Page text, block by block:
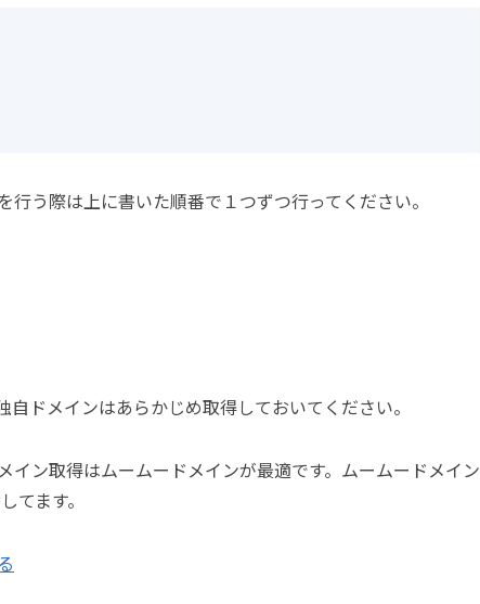
う際は上に書いた順番で１つずつ行ってください。
ドメインはあらかじめ取得しておいてください。
イン取得はムームードメインが最適です。ムームードメイン
てます。